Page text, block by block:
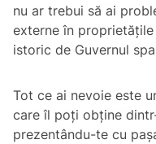
nu ar trebui să ai
externe în
istoric de Guvernul
Tot ce ai nevoie este
care îl poți obține
prezentându-te cu